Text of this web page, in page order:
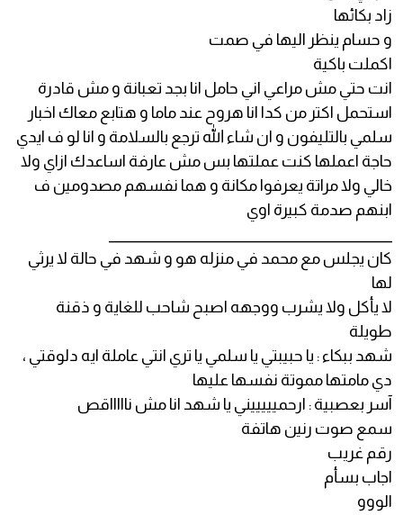
زاد بكائها
و حسام ينظر اليها في صمت
اكملت باكية
انت حتي مش مراعي اني حامل انا بجد تعبانة و مش قادرة
استحمل اكتر من كدا انا هروح عند ماما و هتابع معاك اخبار
سلمي بالتليفون و ان شاء الله ترجع بالسلامة و انا لو ف ايدي
حاجة اعملها كنت عملتها بس مش عارفة اساعدك ازاي ولا
خالي ولا مراتة يعرفوا مكانة و هما نفسهم مصدومين ف
ابنهم صدمة كبيرة اوي
كان يجلس مع محمد في منزله هو و شهد في حالة لا يرثي
لها
لا يأكل ولا يشرب ووجهه اصبح شاحب للغاية و ذقنة
طويلة
شهد ببكاء : يا حبيبتي يا سلمي يا تري انتي عاملة ايه دلوقتي ،
دي مامتها مموتة نفسها عليها
آسر بعصبية : ارحميييييني يا شهد انا مش ناااااقص
سمع صوت رنين هاتفة
رقم غريب
اجاب بسأم
الووو